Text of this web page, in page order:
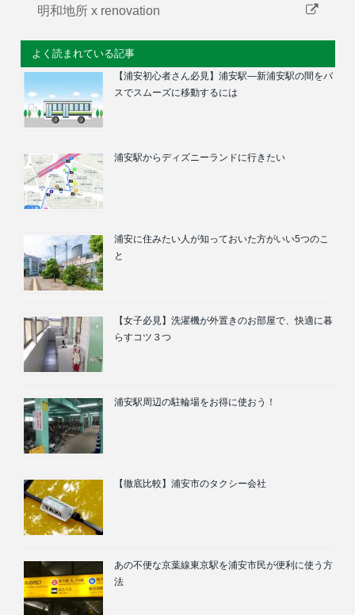
明和地所 x renovation
よく読まれている記事
【浦安初心者さん必見】浦安駅―新浦安駅の間をバ
スでスムーズに移動するには
浦安駅からディズニーランドに行きたい
浦安に住みたい人が知っておいた方がいい5つのこ
と
【女子必見】洗濯機が外置きのお部屋で、快適に暮
らすコツ３つ
浦安駅周辺の駐輪場をお得に使おう！
【徹底比較】浦安市のタクシー会社
あの不便な京葉線東京駅を浦安市民が便利に使う方
法